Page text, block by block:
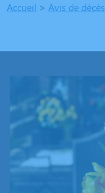
Accueil > Avis de décès